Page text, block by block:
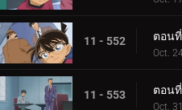
11 - 552
Oct.
11 - 553
Oct.